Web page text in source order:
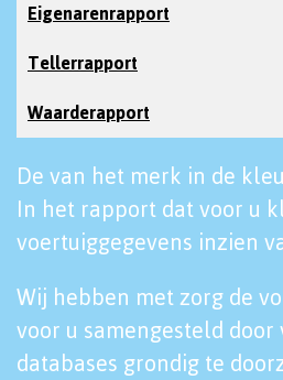
Eigenarenrapport
Tellerrapport
Waarderapport
De van het merk in de
In het rapport dat voor u
voertuiggegevens inzien
Wij hebben met zorg de
voor u samengesteld
databases grondig te